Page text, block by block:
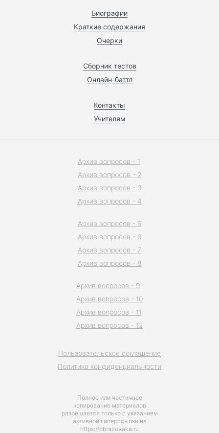
Биографии
Краткие содержания
Очерки
Сборник тестов
Онлайн-баттл
Контакты
Учителям
Полное или частичное
копирование материалов
разрешается только с указанием
активной гиперссылки на
https://obrazovaka.ru
Пользовательское соглашение
Политика конфиденциальности
Архив вопросов - 1
Архив вопросов - 2
Архив вопросов - 3
Архив вопросов - 4
Архив вопросов - 5
Архив вопросов - 6
Архив вопросов - 7
Архив вопросов - 8
Архив вопросов - 9
Архив вопросов - 10
Архив вопросов - 11
Архив вопросов - 12